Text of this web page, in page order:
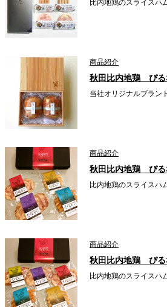
比内地鶏のスライスハ
商品紹介
秋田比内地鶏 ぴる
当社オリジナルブラン
商品紹介
秋田比内地鶏 ぴる
比内地鶏のスライスハ
商品紹介
秋田比内地鶏 ぴる
比内地鶏のスライスハ